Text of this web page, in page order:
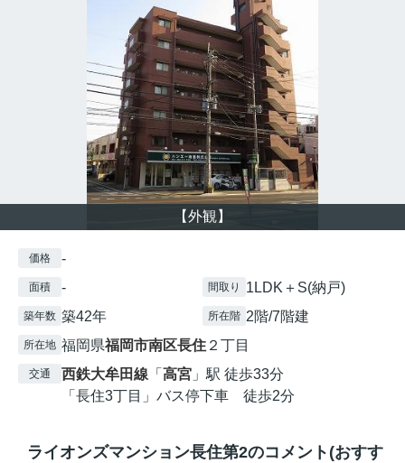
【外観】
価格 -
面積 - 間取り 1LDK＋S(納戸)
築年数 築42年 所在階 2階/7階建
所在地 福岡県福岡市南区長住 ２丁目
交通 西鉄大牟田線 「 高宮 」駅 徒歩33分
「長住3丁目」バス停下車 徒歩2分
ライオンズマンション長住第2のコメント(おすす